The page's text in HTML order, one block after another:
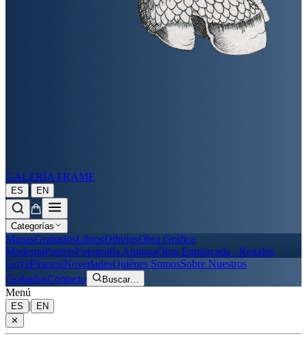
GALERÍA FRAME
ES | EN
Categorías
MapasGrabadosLibrosDibujosObra Gráfica
ModernaPostersFotografía AntiguaObra Enmarcada - Regalos
GoyaPiranesiNovedadesQuiénes SomosSobre Nuestros
GrabadosContacto Buscar…
Menú
ES |
EN
✕